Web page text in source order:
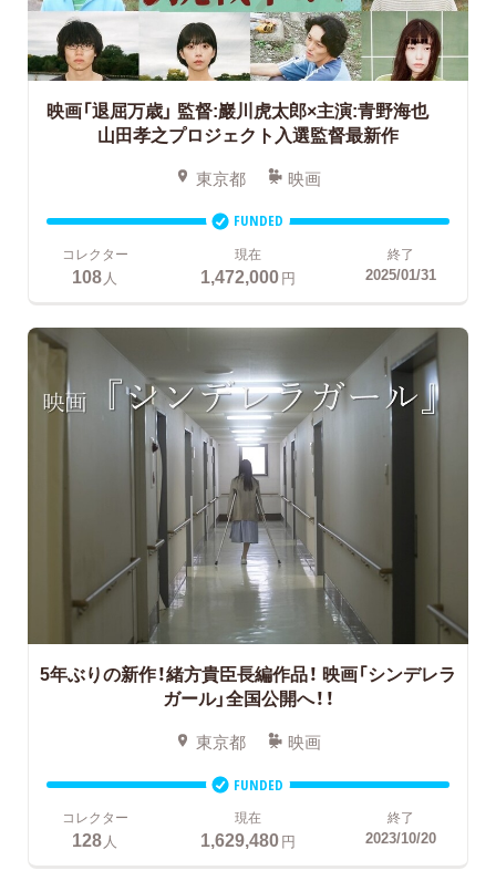
映画「退屈万歳」 監督:巖川⻁太郎×主演:青野海也
山田孝之プロジェクト入選監督最新作
東京都 映画
FUNDED
コレクター
108 人
現在
1,472,000円
終了
2025/01/31
5年ぶりの新作！緒方貴臣長編作品！ 映画「シンデレラ
ガール」全国公開へ！！
東京都 映画
FUNDED
コレクター
128人
現在
1,629,480円
終了
2023/10/20